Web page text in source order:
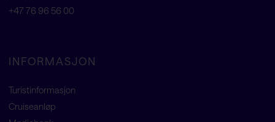
+47 76 96 56 00
INFORMASJON
Turistinformasjon
Cruiseanløp